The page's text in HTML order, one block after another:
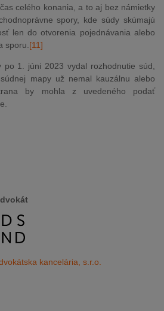
celého konania, a to aj bez námietky
spory, kde súdy skúmajú
len do otvorenia pojednávania alebo
sporu. [11]
1. júni 2023 vydal rozhodnutie súd,
mapy už nemal kauzálnu alebo
by mohla z uvedeného podať
kancelária, s.r.o.